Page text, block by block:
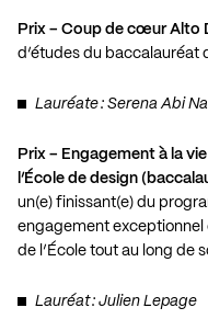
Prix – Coup de cœur Alto
d’études du baccalauréat
Lauréate : Serena Abi
Prix – Engagement à la
l’École de design
un(e) finissant(e) du
engagement exceptionnel
de l’École tout au long de
Lauréat : Julien Lepage